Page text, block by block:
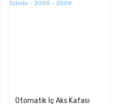
Otomatik İç Aks Kafası